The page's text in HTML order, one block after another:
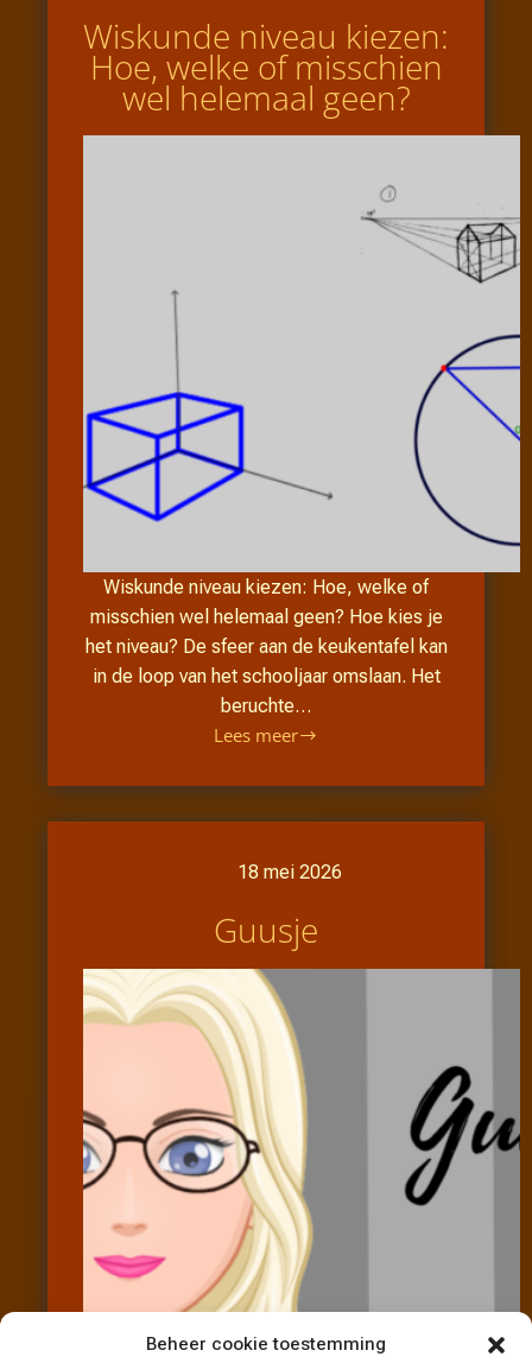
Beheer cookie toestemming
Wiskunde niveau kiezen:
Hoe, welke of misschien
wel helemaal geen?
Wiskunde niveau kiezen: Hoe, welke of
misschien wel helemaal geen? Hoe kies je
het niveau? De sfeer aan de keukentafel kan
in de loop van het schooljaar omslaan. Het
beruchte…
Lees meer
18 mei 2026
Guusje